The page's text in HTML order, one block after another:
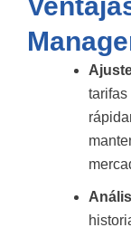
tarifas